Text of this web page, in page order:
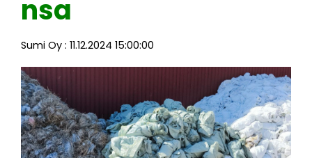
nsa
Sumi Oy : 11.12.2024 15:00:00